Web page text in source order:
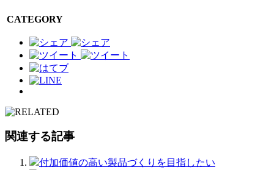
CATEGORY
関連する記事
付加価値の高い製品づくりを目指したい